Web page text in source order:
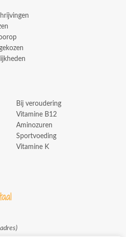
Bij veroudering
Vitamine B12
Aminozuren
Sportvoeding
Vitamine K